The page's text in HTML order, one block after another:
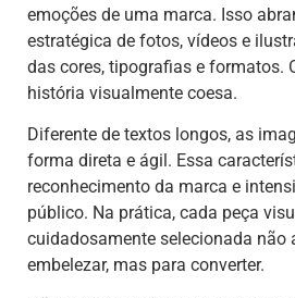
emoções de uma marca. Isso
estratégica de fotos, vídeos e
das cores, tipografias e formatos.
história visualmente coesa.
Diferente de textos longos, as
forma direta e ágil. Essa
reconhecimento da marca e
público. Na prática, cada peça
cuidadosamente selecionada não
embelezar, mas para converter.